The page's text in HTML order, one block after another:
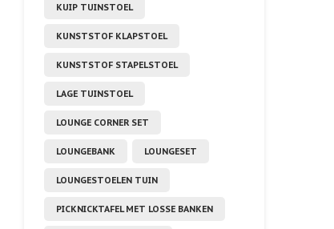
KUIP TUINSTOEL
KUNSTSTOF KLAPSTOEL
KUNSTSTOF STAPELSTOEL
LAGE TUINSTOEL
LOUNGE CORNER SET
LOUNGEBANK LOUNGESET
LOUNGESTOELEN TUIN
PICKNICKTAFEL MET LOSSE BANKEN